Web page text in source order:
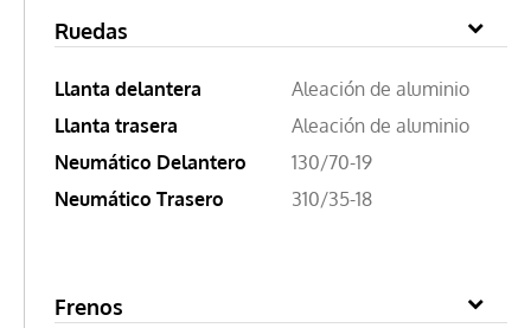
Ruedas
Llanta delantera
Aleación de aluminio
Llanta trasera
Aleación de aluminio
Neumático Delantero
130/70-19
Neumático Trasero
310/35-18
Frenos